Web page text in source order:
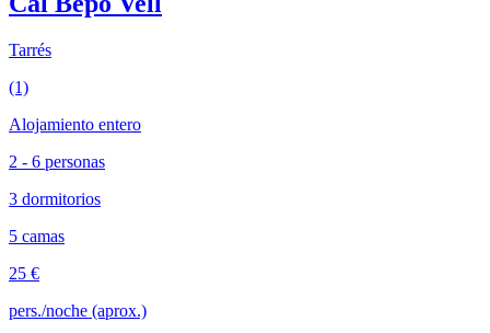
Tarrés
(1)
Alojamiento entero
2 - 6 personas
3 dormitorios
5 camas
25 €
pers./noche (aprox.)